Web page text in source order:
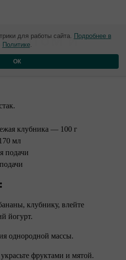
и
клубника — 100 г
мл
подачи
клубнику, влейте
йогурт.
однородной массы.
фруктами и мятой.
для работы сайта. Подробнее в
Политике.
ОК